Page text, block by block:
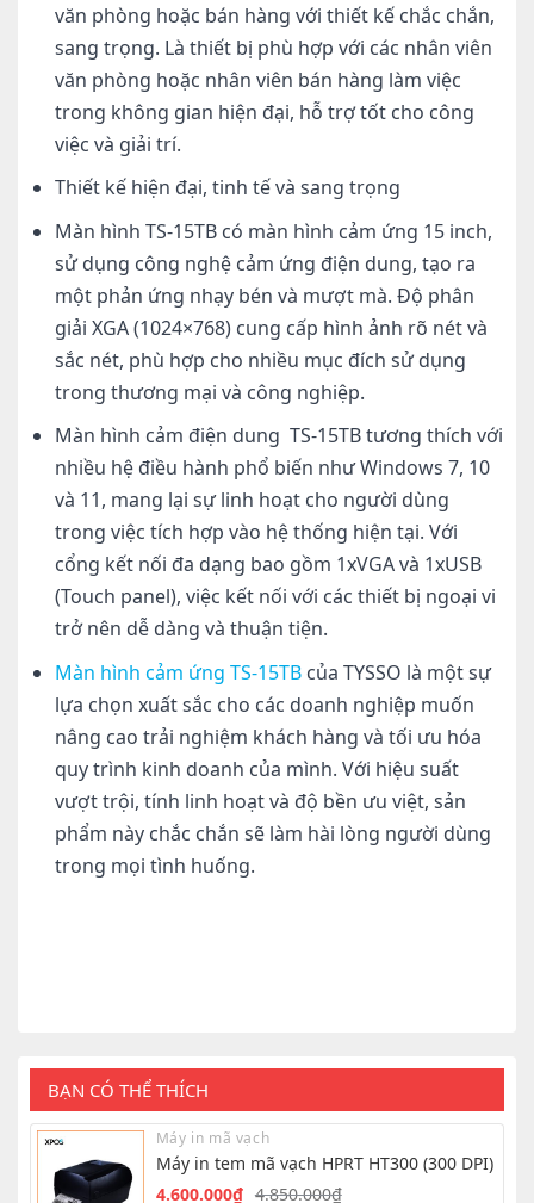
văn phòng hoặc bán hàng với thiết kế chắc chắn,
sang trọng. Là thiết bị phù hợp với các nhân viên
văn phòng hoặc nhân viên bán hàng làm việc
trong không gian hiện đại, hỗ trợ tốt cho công
việc và giải trí.
Thiết kế hiện đại, tinh tế và sang trọng
Màn hình TS-15TB có màn hình cảm ứng 15 inch,
sử dụng công nghệ cảm ứng điện dung, tạo ra
một phản ứng nhạy bén và mượt mà. Độ phân
giải XGA (1024×768) cung cấp hình ảnh rõ nét và
sắc nét, phù hợp cho nhiều mục đích sử dụng
trong thương mại và công nghiệp.
Màn hình cảm điện dung TS-15TB tương thích với
nhiều hệ điều hành phổ biến như Windows 7, 10
và 11, mang lại sự linh hoạt cho người dùng
trong việc tích hợp vào hệ thống hiện tại. Với
cổng kết nối đa dạng bao gồm 1xVGA và 1xUSB
(Touch panel), việc kết nối với các thiết bị ngoại vi
trở nên dễ dàng và thuận tiện.
Màn hình cảm ứng TS-15TBcủa TYSSO là một sự
lựa chọn xuất sắc cho các doanh nghiệp muốn
nâng cao trải nghiệm khách hàng và tối ưu hóa
quy trình kinh doanh của mình. Với hiệu suất
vượt trội, tính linh hoạt và độ bền ưu việt, sản
phẩm này chắc chắn sẽ làm hài lòng người dùng
trong mọi tình huống.
BẠN CÓ THỂ THÍCH
Máy in mã vạch
Máy in tem mã vạch HPRT HT300 (300 DPI)
4.850.000₫
4.600.000₫